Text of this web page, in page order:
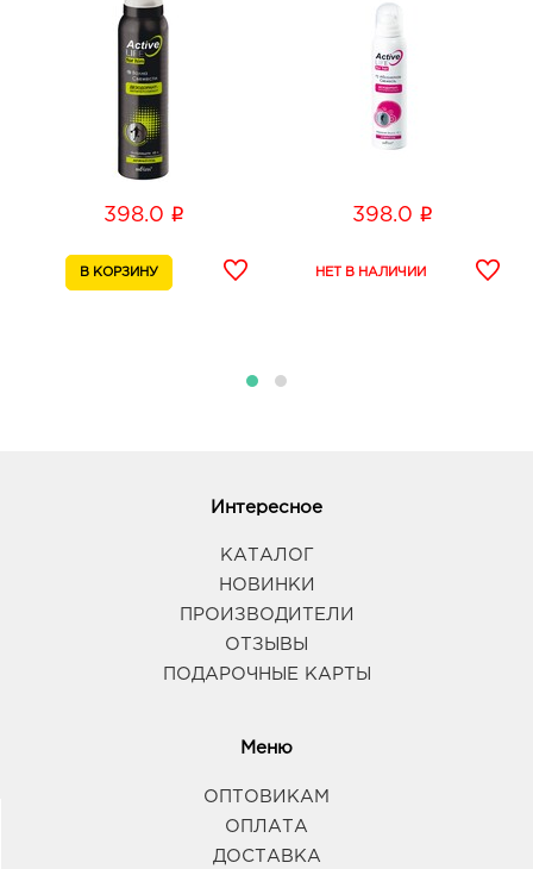
398.0 i 398.0 i
Интересное
КАТАЛОГ
НОВИНКИ
ПРОИЗВОДИТЕЛИ
ОТЗЫВЫ
ПОДАРОЧНЫЕ КАРТЫ
Меню
ОПТОВИКАМ
ОПЛАТА
ДОСТАВКА